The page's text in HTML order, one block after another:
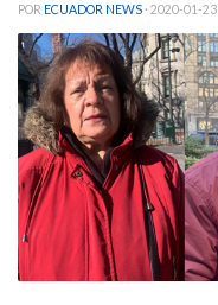
POR ECUADOR NEWS · 2020-01-23